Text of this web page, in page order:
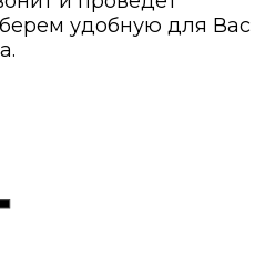
удобную для Вас